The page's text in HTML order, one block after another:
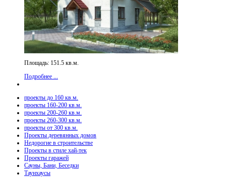
Площадь: 151.5 кв.м.
Подробнее ...
проекты до 160 кв.м.
проекты 160-200 кв.м.
проекты 200-260 кв.м.
проекты 260-300 кв.м.
проекты от 300 кв.м.
Проекты деревянных домов
Недорогие в строительстве
Проекты в стиле хай-тек
Проекты гаражей
Сауны, Бани, Беседки
Таунхаусы